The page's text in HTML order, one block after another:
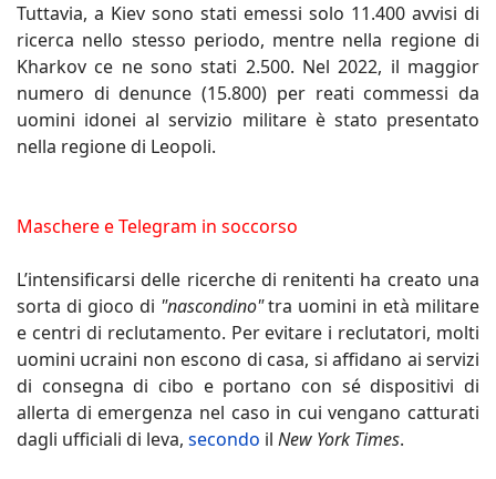
Tuttavia, a Kiev sono stati emessi solo 11.400 avvisi di
ricerca nello stesso periodo, mentre nella regione di
Kharkov ce ne sono stati 2.500. Nel 2022, il maggior
numero di denunce (15.800) per reati commessi da
uomini idonei al servizio militare è stato presentato
nella regione di Leopoli.
Maschere e Telegram in soccorso
L’intensificarsi delle ricerche di renitenti ha creato una
sorta di gioco di "nascondino"tra uomini in età militare
e centri di reclutamento. Per evitare i reclutatori, molti
uomini ucraini non escono di casa, si affidano ai servizi
di consegna di cibo e portano con sé dispositivi di
allerta di emergenza nel caso in cui vengano catturati
dagli ufficiali di leva, secondo il New York Times.